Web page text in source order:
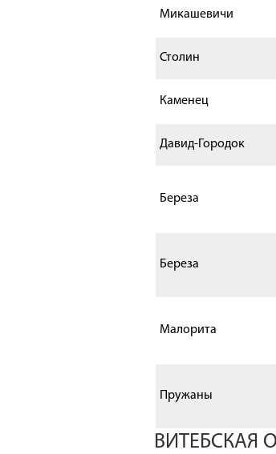
Микашевичи
Столин
Каменец
Давид-Городок
Береза
Береза
Малорита
Пружаны
ВИТЕБСКАЯ